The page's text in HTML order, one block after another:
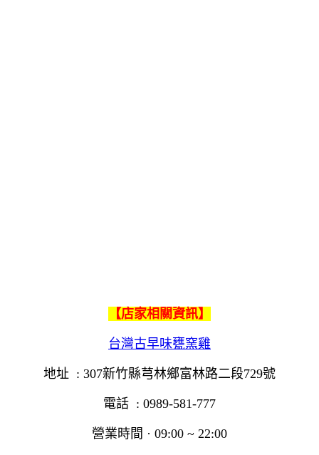
【店家相關資訊】
台灣古早味甕窯雞
地址 : 307新竹縣芎林鄉富林路二段729號
電話 : 0989-581-777
營業時間 · 09:00 ~ 22:00